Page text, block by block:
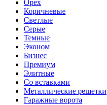
Орех
Коричневые
Светлые
Серые
Темные
Эконом
Бизнес
Премиум
Элитные
Со вставками
Металлические решетки
Гаражные ворота